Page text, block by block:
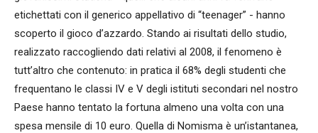
etichettati con il generico appellativo di “teenager” - hanno
scoperto il gioco d’azzardo. Stando ai risultati dello studio,
realizzato raccogliendo dati relativi al 2008, il fenomeno è
tutt’altro che contenuto: in pratica il 68% degli studenti che
frequentano le classi IV e V degli istituti secondari nel nostro
Paese hanno tentato la fortuna almeno una volta con una
spesa mensile di 10 euro. Quella di Nomisma è un’istantanea,